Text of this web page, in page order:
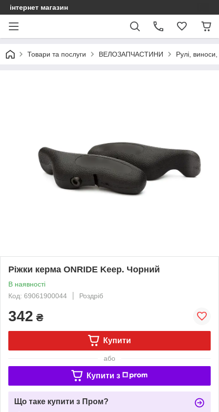
інтернет магазин
Товари та послуги ВЕЛОЗАПЧАСТИНИ Рулі,
Ріжки керма ONRIDE Keep. Чорний
В наявності
Код: 69061900044
Роздріб
342 ₴
Купити
або
Купити з
Що таке купити з Пром?